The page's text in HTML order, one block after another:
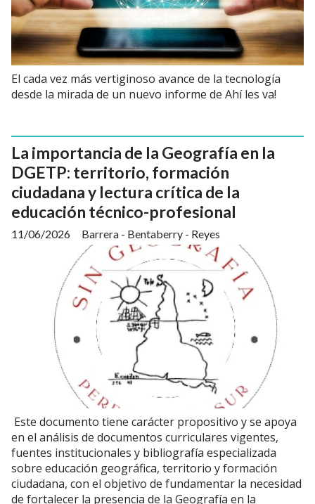
El cada vez más vertiginoso avance de la tecnología
desde la mirada de un nuevo informe de Ahí les va!
La importancia de la Geografía en la
DGETP: territorio, formación
ciudadana y lectura crítica de la
educación técnico-profesional
Barrera - Bentaberry - Reyes
11/06/2026
Este documento tiene carácter propositivo y se apoya
en el análisis de documentos curriculares vigentes,
fuentes institucionales y bibliografía especializada
sobre educación geográfica, territorio y formación
ciudadana, con el objetivo de fundamentar la necesidad
de fortalecer la presencia de la Geografía en la